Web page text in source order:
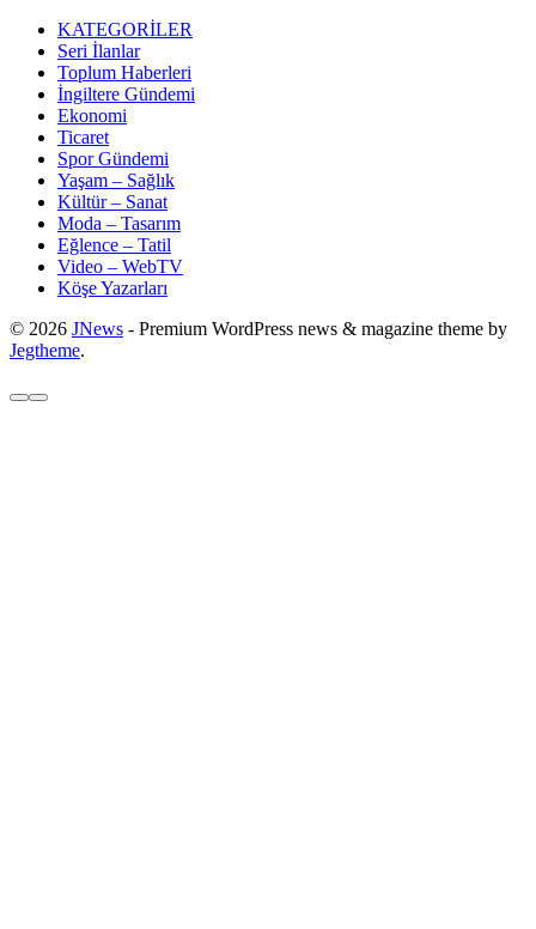
KATEGORİLER
Seri İlanlar
Toplum Haberleri
İngiltere Gündemi
Ekonomi
Ticaret
Spor Gündemi
Yaşam – Sağlık
Kültür – Sanat
Moda – Tasarım
Eğlence – Tatil
Video – WebTV
Köşe Yazarları
© 2026 JNews - Premium WordPress news & magazine theme by
Jegtheme.